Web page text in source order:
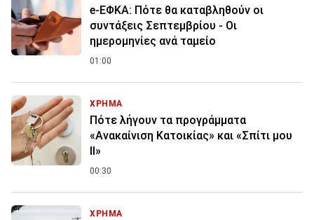
e-ΕΦΚΑ: Πότε θα καταβληθούν οι
συντάξεις Σεπτεμβρίου - Οι
ημερομηνίες ανά ταμείο
01:00
ΧΡΗΜΑ
Πότε λήγουν τα προγράμματα
«Ανακαίνιση Κατοικίας» και «Σπίτι μου
ΙΙ»
00:30
ΧΡΗΜΑ